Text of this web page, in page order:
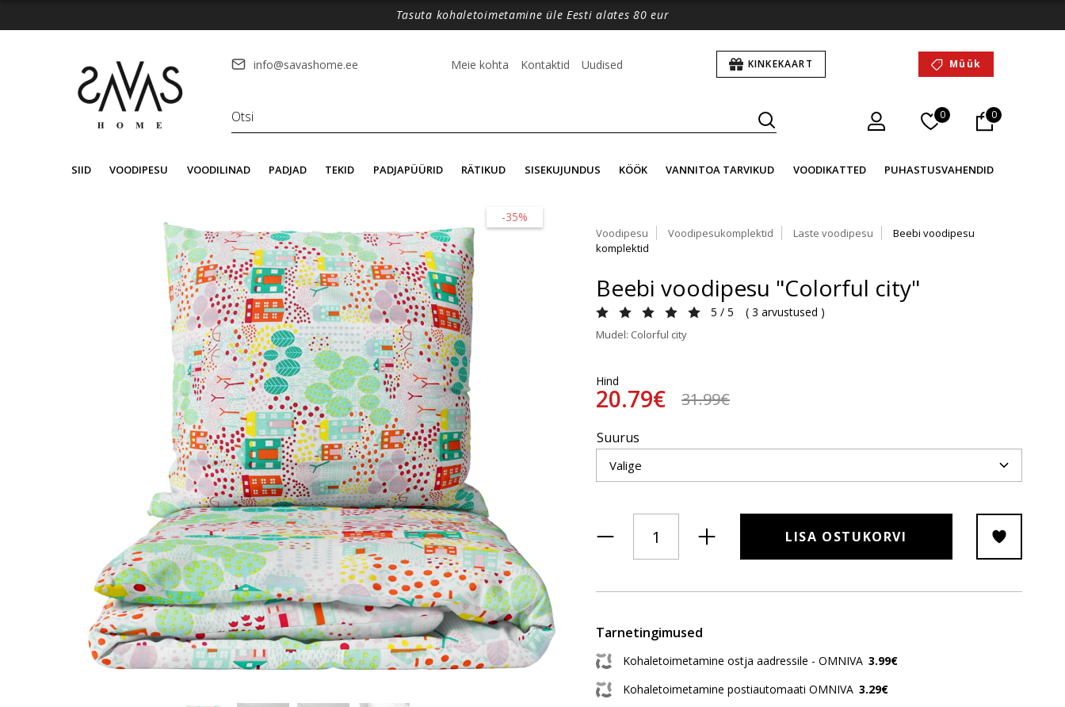
Tasuta kohaletoimetamine üle Eesti alates 80 eur
info@savashome.ee Meie kohta Kontaktid Uudised KINKEKAART Müük
0 0
SIID VOODIPESU VOODILINAD PADJAD TEKID PADJAPÜÜRID RÄTIKUD SISEKUJUNDUS KÖÖK VANNITOA TARVIKUD VOODIKATTED PUHASTUSVAHENDID
-35%
Voodipesu Voodipesukomplektid Laste voodipesu
Beebi voodipesu
komplektid
Beebi voodipesu "Colorful city"
5 / 5 ( 3 arvustused )
Mudel: Colorful city
Hind
20.79€ 31.99€
Suurus
LISA OSTUKORVI
Tarnetingimused
Kohaletoimetamine ostja aadressile - OMNIVA 3.99€
Kohaletoimetamine postiautomaati OMNIVA 3.29€